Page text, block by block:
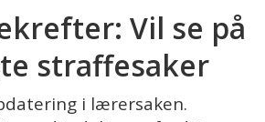
Vil se på
straffesaker
i lærersaken.